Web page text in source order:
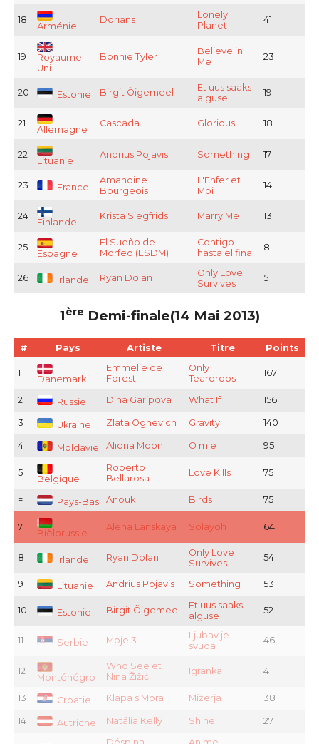
18
Arménie
Dorians
Lonely
Planet
41
19
Royaume-
Uni
Bonnie Tyler
Believe in
Me
23
20 Estonie Birgit Õigemeel
Et uus saaks
alguse
19
21
Allemagne
Cascada Glorious 18
22
Lituanie
Andrius Pojavis Something 17
23 France
Amandine
Bourgeois
L'Enfer et
Moi
14
24
Finlande
Krista Siegfrids Marry Me 13
25
Espagne
El Sueño de
Morfeo (ESDM)
Contigo
hasta el final
8
26 Irlande Ryan Dolan
Only Love
Survives
5
1ère Demi-finale(14 Mai 2013)
# Pays Artiste Titre Points
1
Danemark
Emmelie de
Forest
Only
Teardrops
167
2 Russie Dina Garipova What If 156
3 Ukraine Zlata Ognevich Gravity 140
4 Moldavie Aliona Moon O mie 95
5
Belgique
Roberto
Bellarosa
Love Kills 75
= Pays-Bas Anouk Birds 75
7
Bièlorussie
Alena Lanskaya Solayoh 64
8 Irlande Ryan Dolan
Only Love
Survives
54
9 Lituanie Andrius Pojavis Something 53
10 Estonie Birgit Õigemeel
Et uus saaks
alguse
52
11 Serbie Moje 3
Ljubav je
svuda
46
12
Monténégro
Who See et
Nina Žižić
Igranka 41
13 Croatie Klapa s Mora Mižerja 38
14 Autriche Natália Kelly Shine 27